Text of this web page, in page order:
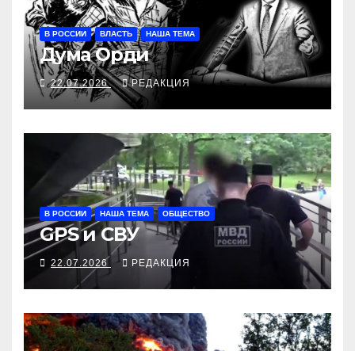
В РОССИИ ВЛАСТЬ НАША ТЕМА
Дума Орди
22.07.2026 РЕДАКЦИЯ
В РОССИИ НАША ТЕМА ОБЩЕСТВО
GPS и СВУ
22.07.2026 РЕДАКЦИЯ